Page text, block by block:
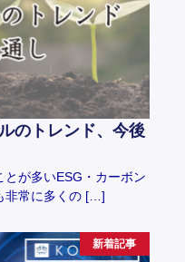
のトレンド、今後
が多いESG・カーボン
非常に多くの […]
新着記事